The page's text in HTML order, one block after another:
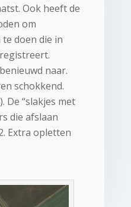
Ook heeft de
om
doen die in
naar.
schokkend.
De “slakjes met
die afslaan
Extra opletten